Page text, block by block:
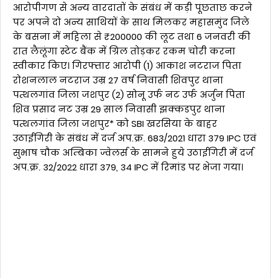
आरोपीगण से अन्य वारदातों के संबंध में कड़ी पूछताछ करने
पर अपने दो अन्य साथियों के साथ मिलकर महासमुंद जिले
के बसना में महिला से ₹200000 की लूट तथा 6 जनवरी की
रात लैलूंगा स्टेट बैंक में ग्रिल तोड़कर रकम चोरी करना
स्वीकार किए। गिरफ्तार आरोपी (1) आकाश नटराज पिता
रोशनलाल नटराज उम्र 27 वर्ष निवासी शिवपुर थाना
पत्थलगांव जिला जशपुर (2) सोनू उर्फ नट उर्फ अर्जुन पिता
शिव प्रसाद नट उम्र 29 साल निवासी झक्कडपुर थाना
पत्थलगांव जिला जशपुर* को SBI खरसिया के बाहर
उठाईगिरी के संबंध में दर्ज अप.क्र. 683/2021 धारा 379 IPC एवं
सुभाष चौक अम्बिका ज्वेलर्स के सामने हुये उठाईगिरी में दर्ज
अप.क्र. 32/2022 धारा 379, 34 IPC में रिमांड पर भेजा गया।